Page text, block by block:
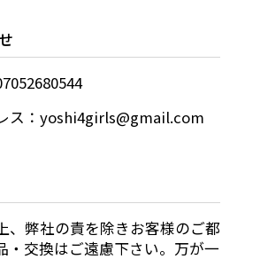
ス：yoshi4girls@gmail.com
、弊社の責を除きお客様のご都
・交換はご遠慮下さい。万が一